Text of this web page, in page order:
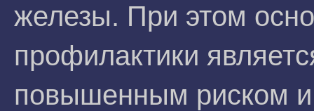
железы. При этом
профилактики
повышенным риском